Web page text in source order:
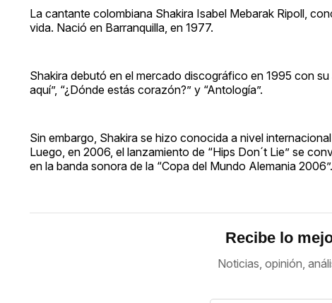
La cantante colombiana Shakira Isabel Mebarak Ripoll,
vida. Nació en Barranquilla, en 1977.
Shakira debutó en el mercado discográfico en 1995 con
aquí”, “¿Dónde estás corazón?” y “Antología”.
Sin embargo, Shakira se hizo conocida a nivel
Luego, en 2006, el lanzamiento de “Hips Don´t Lie” se
en la banda sonora de la “Copa del Mundo Alemania 2006”.
Recibe lo
Noticias, opinión,